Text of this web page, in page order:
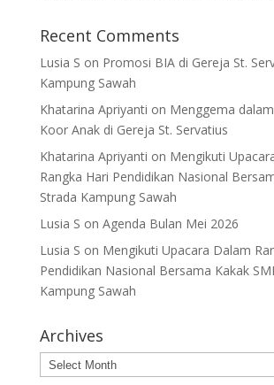
Recent Comments
Lusia S on Promosi BIA di Gereja St.
Kampung Sawah
Khatarina Apriyanti on Menggema
Koor Anak di Gereja St. Servatius
Khatarina Apriyanti on Mengikuti
Rangka Hari Pendidikan Nasional
Strada Kampung Sawah
Lusia S on Agenda Bulan Mei 2026
Lusia S on Mengikuti Upacara Dalam
Pendidikan Nasional Bersama Kakak
Kampung Sawah
Archives
Archives